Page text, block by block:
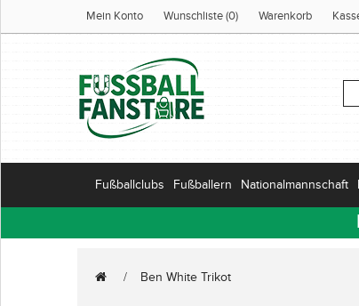
Mein Konto Wunschliste (0) Warenkorb
Fußballclubs Fußballern Nationalmannschaft
Ben White Trikot